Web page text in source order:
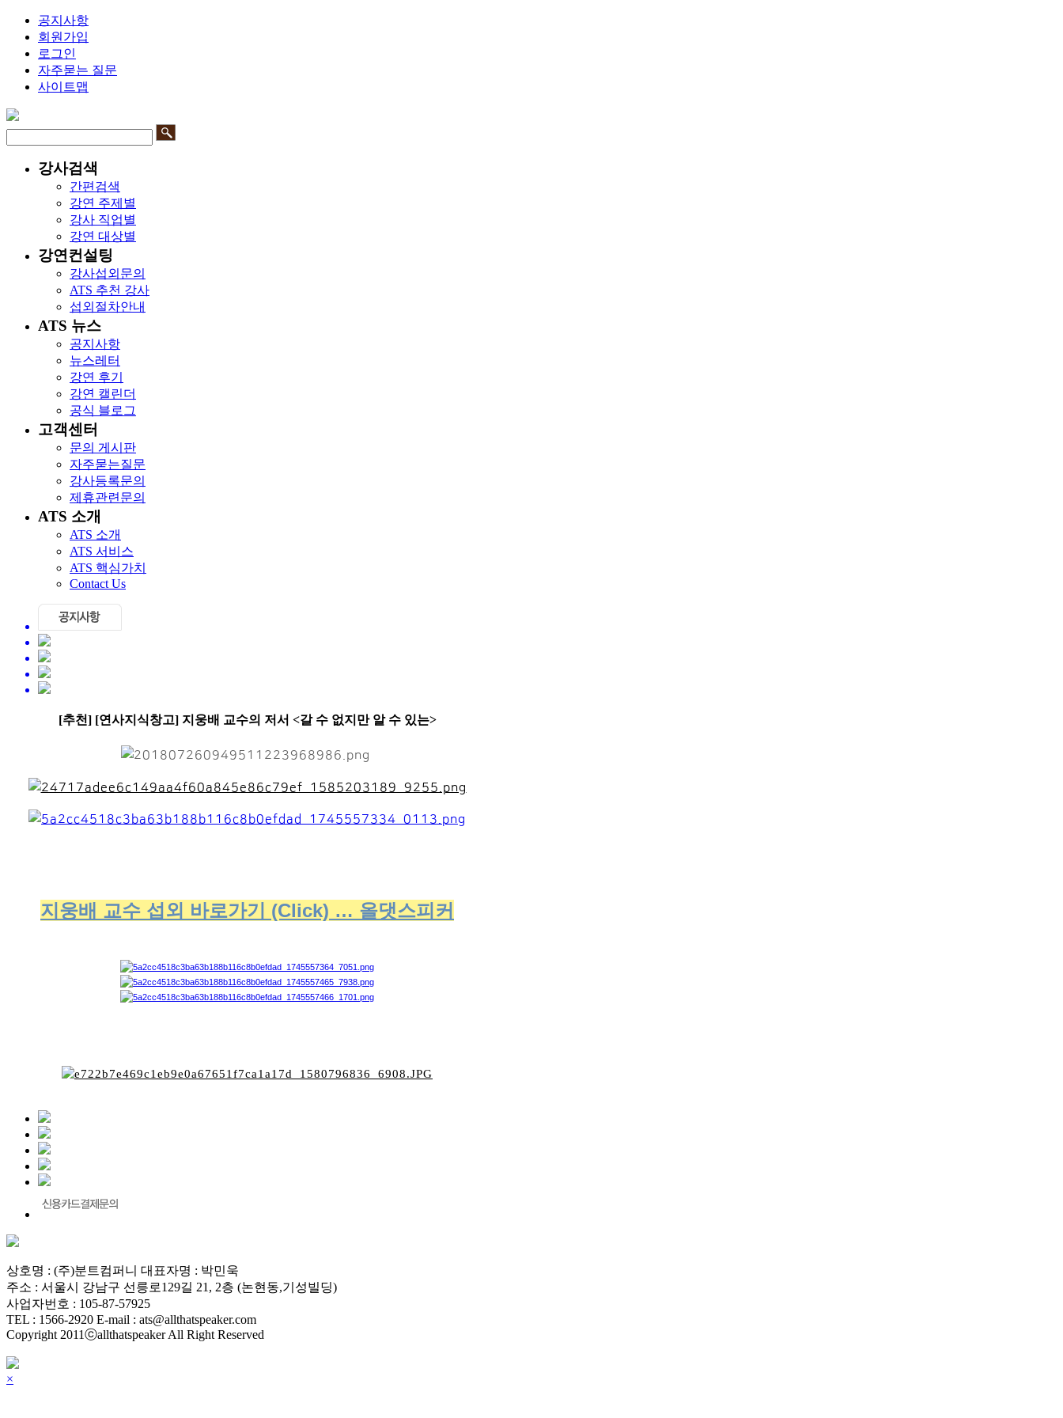
공지사항
회원가입
로그인
자주묻는 질문
사이트맵
강사검색
간편검색
강연 주제별
강사 직업별
강연 대상별
강연컨설팅
강사섭외문의
ATS 추천 강사
섭외절차안내
ATS 뉴스
공지사항
뉴스레터
강연 후기
강연 캘린더
공식 블로그
고객센터
문의 게시판
자주묻는질문
강사등록문의
제휴관련문의
ATS 소개
ATS 소개
ATS 서비스
ATS 핵심가치
Contact Us
[추천] [연사지식창고] 지웅배 교수의 저서 <갈 수 없지만 알 수 있는>
지웅배 교수 섭외 바로가기 (Click) … 올댓스피커
상호명 : (주)분트컴퍼니 대표자명 : 박민욱
주소 : 서울시 강남구 선릉로129길 21, 2층 (논현동,기성빌딩)
사업자번호 : 105-87-57925
TEL : 1566-2920 E-mail : ats@allthatspeaker.com
Copyright 2011ⓒallthatspeaker All Right Reserved
×